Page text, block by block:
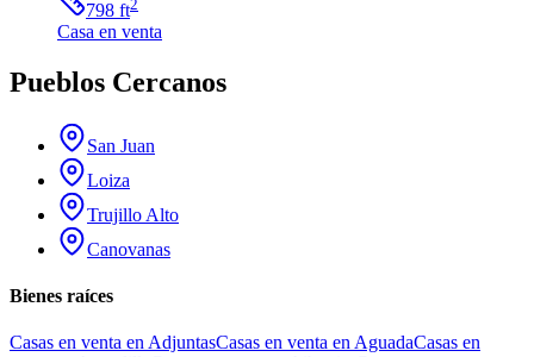
798 ft2
Casa en venta
Pueblos Cercanos
San Juan
Loiza
Trujillo Alto
Canovanas
Bienes raíces
Casas en venta en AdjuntasCasas en venta en AguadaCasas en